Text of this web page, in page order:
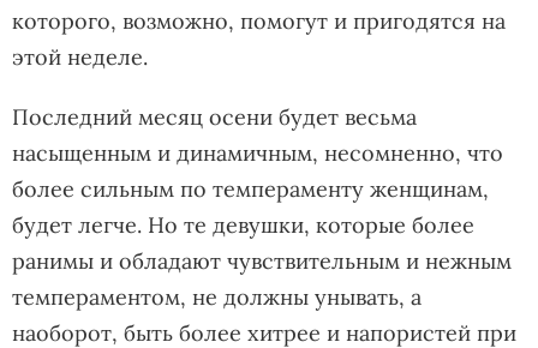
которого, возможно, помогут и пригодятся на
этой неделе.
Последний месяц осени будет весьма
насыщенным и динамичным, несомненно, что
более сильным по темпераменту женщинам,
будет легче. Но те девушки, которые более
ранимы и обладают чувствительным и нежным
темпераментом, не должны унывать, а
наоборот, быть более хитрее и напористей при